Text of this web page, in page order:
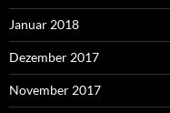
Januar 2018
Dezember 2017
November 2017